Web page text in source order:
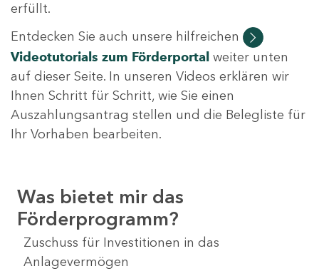
erfüllt.
Entdecken Sie auch unsere hilfreichen
Videotutorials zum Förderportal weiter unten
auf dieser Seite. In unseren Videos erklären wir
Ihnen Schritt für Schritt, wie Sie einen
Auszahlungsantrag stellen und die Belegliste für
Ihr Vorhaben bearbeiten.
Was bietet mir das
Förderprogramm?
Zuschuss für Investitionen in das
Anlagevermögen